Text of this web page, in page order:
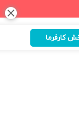
close
کارفرما